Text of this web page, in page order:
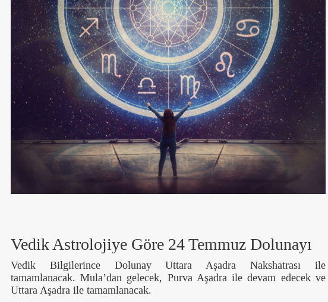
Vedik Astrolojiye Göre 24 Temmuz Dolunayı
Vedik Bilgilerince Dolunay Uttara Aşadra Nakshatrası ile
tamamlanacak. Mula’dan gelecek, Purva Aşadra ile devam edecek ve
Uttara Aşadra ile tamamlanacak.